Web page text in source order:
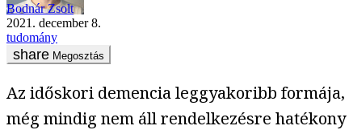
Bodnár Zsolt
2021. december 8.
tudomány
Megosztás
Az időskori demencia leggyakoribb
még mindig nem áll rendelkezésre